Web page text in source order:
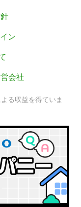
ン
会社
る収益を得ていま